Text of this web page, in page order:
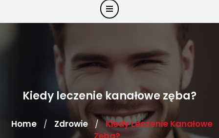
Kiedy leczenie kanałowe zęba?
Home / Zdrowie / Kiedy Leczenie Kanałowe